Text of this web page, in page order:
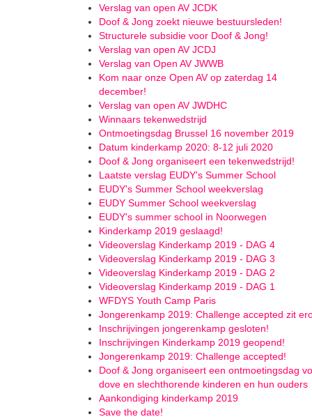
Verslag van open AV JCDK
Doof & Jong zoekt nieuwe bestuursleden!
Structurele subsidie voor Doof & Jong!
Verslag van open AV JCDJ
Verslag van Open AV JWWB
Kom naar onze Open AV op zaterdag 14
december!
Verslag van open AV JWDHC
Winnaars tekenwedstrijd
Ontmoetingsdag Brussel 16 november 2019
Datum kinderkamp 2020: 8-12 juli 2020
Doof & Jong organiseert een tekenwedstrijd!
Laatste verslag EUDY's Summer School
EUDY's Summer School weekverslag
EUDY Summer School weekverslag
EUDY's summer school in Noorwegen
Kinderkamp 2019 geslaagd!
Videoverslag Kinderkamp 2019 - DAG 4
Videoverslag Kinderkamp 2019 - DAG 3
Videoverslag Kinderkamp 2019 - DAG 2
Videoverslag Kinderkamp 2019 - DAG 1
WFDYS Youth Camp Paris
Jongerenkamp 2019: Challenge accepted zit
Inschrijvingen jongerenkamp gesloten!
Inschrijvingen Kinderkamp 2019 geopend!
Jongerenkamp 2019: Challenge accepted!
Doof & Jong organiseert een ontmoetingsdag
dove en slechthorende kinderen en hun ouders
Aankondiging kinderkamp 2019
Save the date!